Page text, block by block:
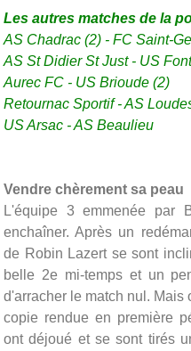
Les autres matches de la
AS Chadrac (2) - FC Saint-
AS St Didier St Just - US
Aurec FC - US Brioude (2)
Retournac Sportif -AS
US Arsac -AS Beaulieu
Vendre chèrement sa peau
L'équipe 3 emmenée par
enchaîner. Après un
de Robin Lazert se sont
belle 2e mi-temps et un
d'arracher le match nul. Mais
copie rendue en première
ont déjoué et se sont tirés